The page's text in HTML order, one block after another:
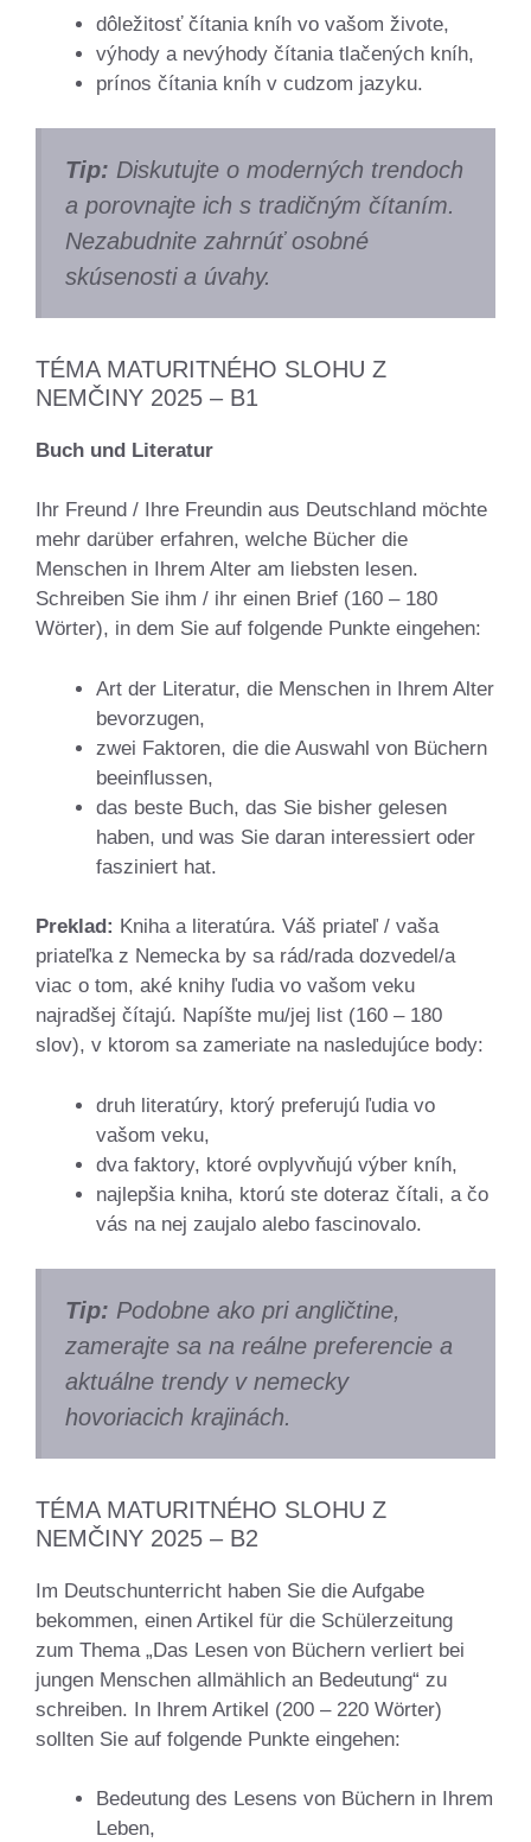
dôležitosť čítania kníh vo vašom živote,
výhody a nevýhody čítania tlačených kníh,
prínos čítania kníh v cudzom jazyku.
Tip: Diskutujte o moderných trendoch
a porovnajte ich s tradičným čítaním.
Nezabudnite zahrnúť osobné
skúsenosti a úvahy.
TÉMA MATURITNÉHO SLOHU Z
NEMČINY 2025 – B1
Buch und Literatur
Ihr Freund / Ihre Freundin aus Deutschland möchte
mehr darüber erfahren, welche Bücher die
Menschen in Ihrem Alter am liebsten lesen.
Schreiben Sie ihm / ihr einen Brief (160 – 180
Wörter), in dem Sie auf folgende Punkte eingehen:
Art der Literatur, die Menschen in Ihrem Alter
bevorzugen,
zwei Faktoren, die die Auswahl von Büchern
beeinflussen,
das beste Buch, das Sie bisher gelesen
haben, und was Sie daran interessiert oder
fasziniert hat.
Preklad: Kniha a literatúra. Váš priateľ / vaša
priateľka z Nemecka by sa rád/rada dozvedel/a
viac o tom, aké knihy ľudia vo vašom veku
najradšej čítajú. Napíšte mu/jej list (160 – 180
slov), v ktorom sa zameriate na nasledujúce body:
druh literatúry, ktorý preferujú ľudia vo
vašom veku,
dva faktory, ktoré ovplyvňujú výber kníh,
najlepšia kniha, ktorú ste doteraz čítali, a čo
vás na nej zaujalo alebo fascinovalo.
Tip: Podobne ako pri angličtine,
zamerajte sa na reálne preferencie a
aktuálne trendy v nemecky
hovoriacich krajinách.
TÉMA MATURITNÉHO SLOHU Z
NEMČINY 2025 – B2
Im Deutschunterricht haben Sie die Aufgabe
bekommen, einen Artikel für die Schülerzeitung
zum Thema „Das Lesen von Büchern verliert bei
jungen Menschen allmählich an Bedeutung“ zu
schreiben. In Ihrem Artikel (200 – 220 Wörter)
sollten Sie auf folgende Punkte eingehen:
Bedeutung des Lesens von Büchern in Ihrem
Leben,